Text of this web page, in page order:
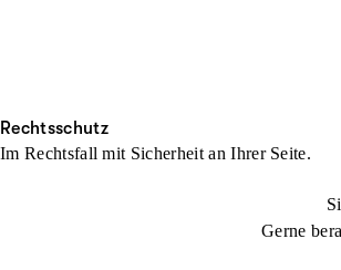
Rechtsschutz
Im Rechtsfall mit Sicher­heit an Ihrer Seite.
Gerne